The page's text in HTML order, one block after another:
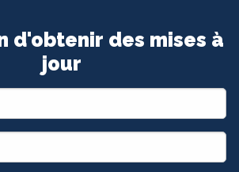
d'obtenir des mises à
jour